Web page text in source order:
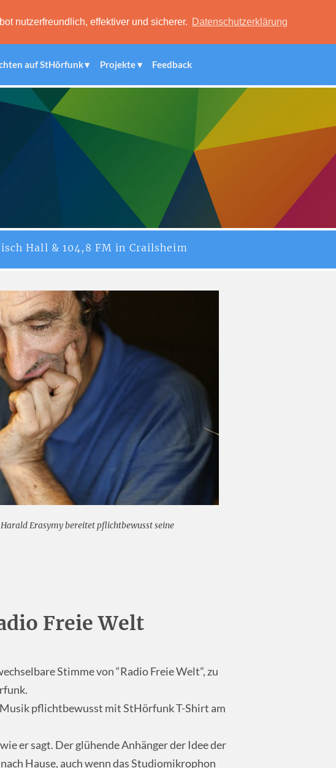
nutzerfreundlich, effektiver und sicherer. Datenschutzerklärung
auf StHörfunk Projekte Feedback
Hall & 104,8 FM in Crailsheim
Erasymy bereitet pflichtbewusst seine
Freie Welt
Stimme von “Radio Freie Welt”, zu
pflichtbewusst mit StHörfunk T-Shirt am
er sagt. Der glühende Anhänger der Idee der
Hause, auch wenn das Studiomikrophon